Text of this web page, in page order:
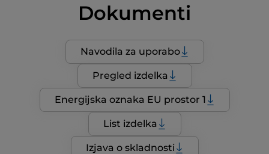
Dokumenti
Navodila za uporabo
Pregled izdelka
Energijska oznaka EU prostor 1
List izdelka
Izjava o skladnosti